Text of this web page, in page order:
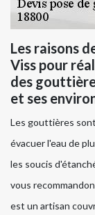
Les raisons
Viss pour
des
et ses
Les gouttières
évacuer l'eau de
les soucis
vous
est un artisan